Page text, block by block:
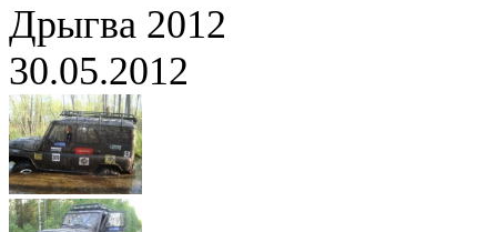
Дрыгва 2012
30.05.2012